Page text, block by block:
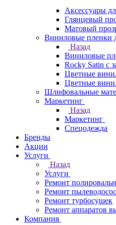
Аксессуары
Глянцевый
Матовый
Виниловые пленки
Назад
Виниловые
Rocky Satin с
Цветные
Цветные
Шлифовальные
Маркетинг
Назад
Маркетинг
Спецодежда
Бренды
Акции
Услуги
Назад
Услуги
Ремонт
Ремонт
Ремонт турбосушек
Ремонт аппаратов
Компания